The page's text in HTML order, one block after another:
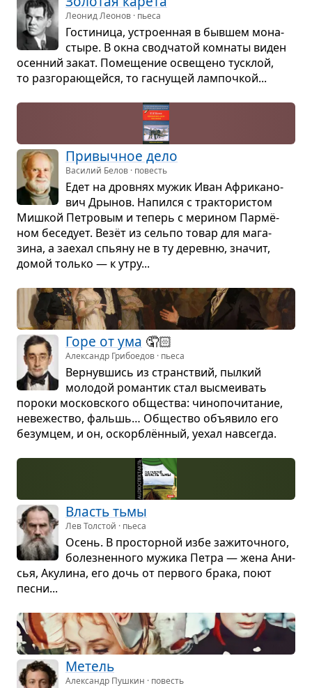
Леонид Леонов · пьеса
Гости­ница, устро­ен­ная в быв­шем мона­
стыре. В окна свод­ча­той ком­наты виден
осен­ний закат. Поме­ще­ние осве­щено тус­клой,
то раз­го­ра­ю­щейся, то гас­ну­щей лам­поч­кой...
При­выч­ное дело
Василий Белов · повесть
Едет на дров­нях мужик Иван Афри­ка­но­
вич Дры­нов. Напился с трак­то­ри­стом
Миш­кой Пет­ро­вым и теперь с мери­ном Пар­мё­
ном бесе­дует. Везёт из сельпо товар для мага­
зина, а заехал спьяну не в ту деревню, зна­чит,
домой только — к утру...
Горе от ума 🤦🏻
Александр Грибоедов · пьеса
Вер­нув­шись из стран­ствий, пыл­кий
моло­дой роман­тик стал высме­и­вать
пороки москов­ского обще­ства: чино­по­чи­та­ние,
неве­же­ство, фаль­шь… Обще­ство объ­явило его
без­ум­цем, и он, оскорб­лён­ный, уехал навсе­гда.
Власть тьмы
Лев Толстой · пьеса
Осень. В про­стор­ной избе зажи­точ­ного,
болез­нен­ного мужика Петра — жена Ани­
сья, Аку­лина, его дочь от пер­вого брака, поют
песни...
Метель
Александр Пушкин · повесть